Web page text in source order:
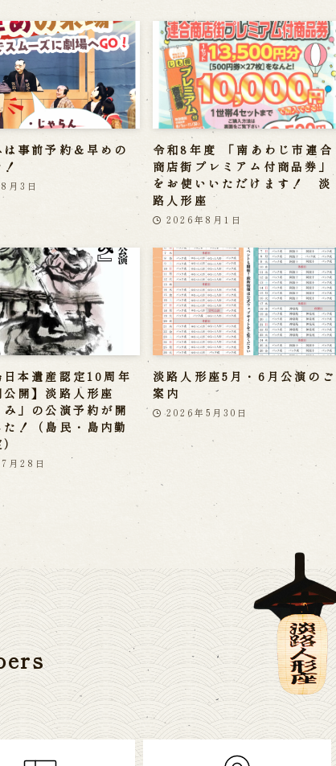
事前予約＆早めの
月3日
令和8年度 「南あわじ市連合
商店街プレミアム付商品券」
をお使いいただけます！ 淡
路人形座
2026年8月1日
日本遺産認定10周年
開】淡路人形座
み」の公演予約が開
！（島民・島内勤
月28日
淡路人形座5月・6月公演のご
案内
2026年5月30日